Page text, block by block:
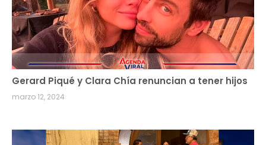
Gerard Piqué y Clara Chía renuncian a tener hijos
marzo 12, 2024